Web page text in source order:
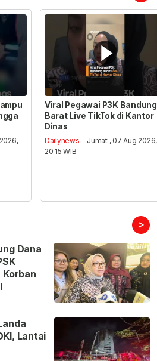
Viral Pegawai P3K Bandung
Barat Live TikTok di Kantor
Dinas
Dailynews - Jumat , 07 Aug 2026,
20:15 WIB
>
Dana
Korban
Lantai